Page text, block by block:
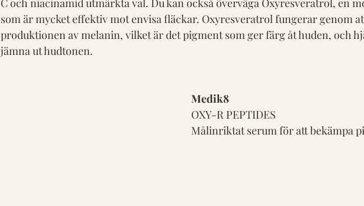
C och niacinamid utmärkta val. Du kan också överväga Oxyresveratrol, en
som är mycket effektiv mot envisa fläckar. Oxyresveratrol fungerar genom
produktionen av melanin, vilket är det pigment som ger färg åt huden, och
jämna ut hudtonen.
Medik8
OXY-R PEPTIDES
Målinriktat serum för att bekämpa